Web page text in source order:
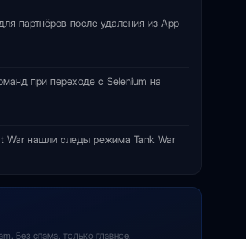
партнёров после удаления из App
при переходе с Selenium на
War нашли следы режима Tank War
Без спама, только главное.